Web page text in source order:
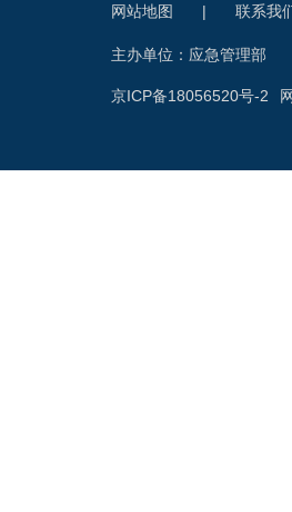
网站地图 | 联系我
主办单位：应急管理部
京ICP备18056520号-2